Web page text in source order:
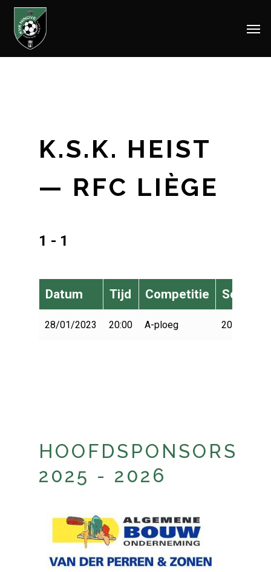
Skip
K.S.K. HEIST
— RFC LIÈGE
1 - 1
Datum Tijd Competitie Seizoen
28/01/2023 20:00 A-ploeg 2022-2023
HOOFDSPONSORS
2025 - 2026